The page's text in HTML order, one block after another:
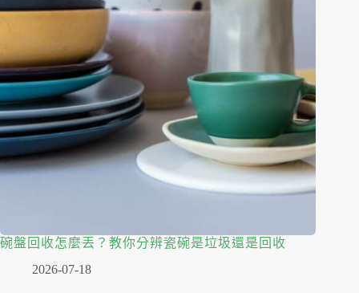
碗盤回收怎麼丟？教你分辨瓷碗是垃圾還是回收
2026-07-18